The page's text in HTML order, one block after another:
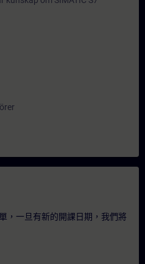
，一旦有新的開課日期，我們將